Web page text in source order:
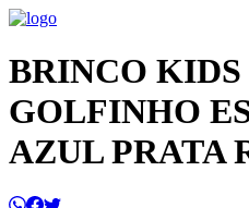
BRINCO KIDS
GOLFINHO
AZUL PRATA